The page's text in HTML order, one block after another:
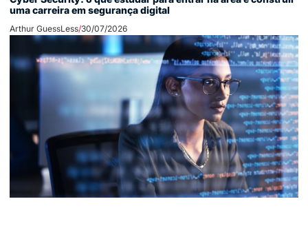
uma carreira em segurança digital
Arthur GuessLess 30/07/2026